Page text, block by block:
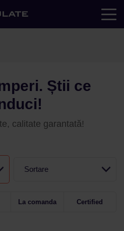
Știi ce
calitate garantată!
Sortare
La comanda Certified